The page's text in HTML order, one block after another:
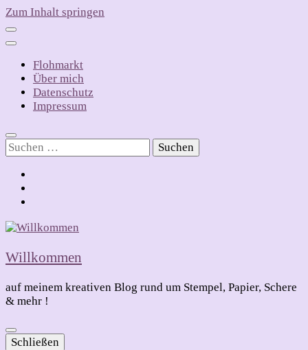
Zum Inhalt springen
Flohmarkt
Über mich
Datenschutz
Impressum
Suchen
nach:
Willkommen
auf meinem kreativen Blog rund um Stempel, Papier, Schere
& mehr !
Schließen